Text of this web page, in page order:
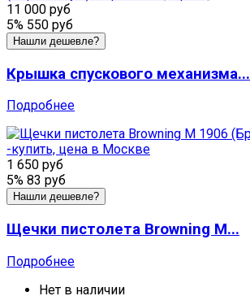
11 000 руб
5% 550 руб
Нашли дешевле?
Крышка спускового механизма...
Подробнее
1 650 руб
5% 83 руб
Нашли дешевле?
Щечки пистолета Browning M...
Подробнее
Нет в наличии